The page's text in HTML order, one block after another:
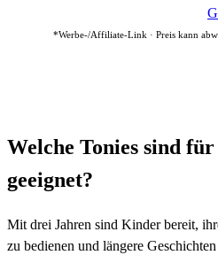
*Werbe-/Affiliate-Link · Preis kann
Welche Tonies sind
geeignet?
Mit drei Jahren sind Kinder bereit,
zu bedienen und längere